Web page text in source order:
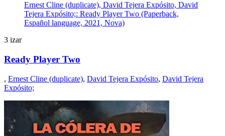
Ernest Cline (duplicate), David Tejera Expósito, David
Tejera Expósito;: Ready Player Two (Paperback,
Español language, 2021, Nova)
3 izar
Ready Player Two
, Ernest Cline (duplicate), David Tejera Expósito, David Tejera
Expósito;